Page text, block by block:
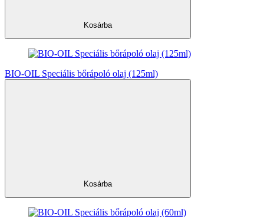
Kosárba
BIO-OIL Speciális bőrápoló olaj (125ml)
Kosárba